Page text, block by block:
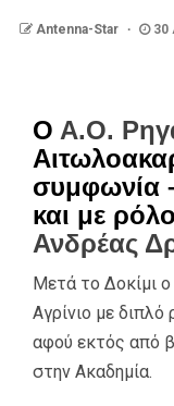
Antenna-Star 30
Ο Α.Ο.
συμφωνία
και με
Ανδρέας
Μετά το Δοκίμι
Αγρίνιο με
αφού εκτός από
στην Ακαδημία.